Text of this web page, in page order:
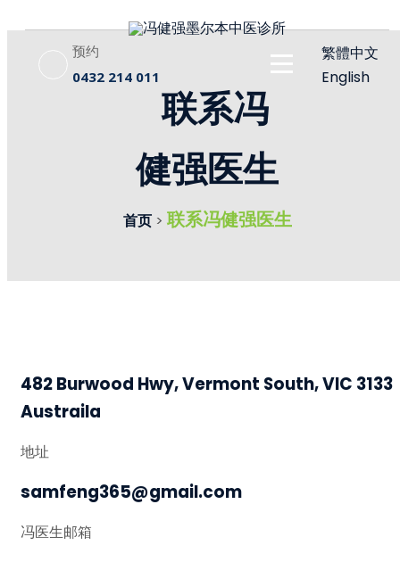
预约
0432 214 011
繁體中文
English
联系冯
健强医生
首页> 联系冯健强医生
482 Burwood Hwy, Vermont South, VIC 3133
Austraila
地址
samfeng365@gmail.com
冯医生邮箱